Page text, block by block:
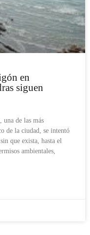
en
siguen
una de las más
de la ciudad, se intentó
que exista, hasta el
ambientales,